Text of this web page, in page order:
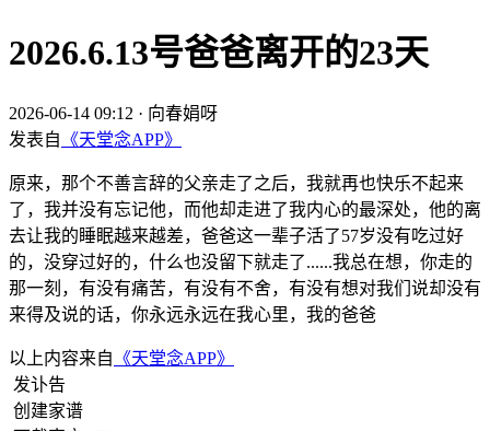
2026.6.13号爸爸离开的23天
2026-06-14 09:12 · 向春娟呀
发表自 《天堂念APP》
原来，那个不善言辞的父亲走了之后，我就再也快乐不起来
了，我并没有忘记他，而他却走进了我内心的最深处，他的离
去让我的睡眠越来越差，爸爸这一辈子活了57岁没有吃过好
的，没穿过好的，什么也没留下就走了......我总在想，你走的
那一刻，有没有痛苦，有没有不舍，有没有想对我们说却没有
来得及说的话，你永远永远在我心里，我的爸爸
以上内容来自 《天堂念APP》
发讣告
创建家谱